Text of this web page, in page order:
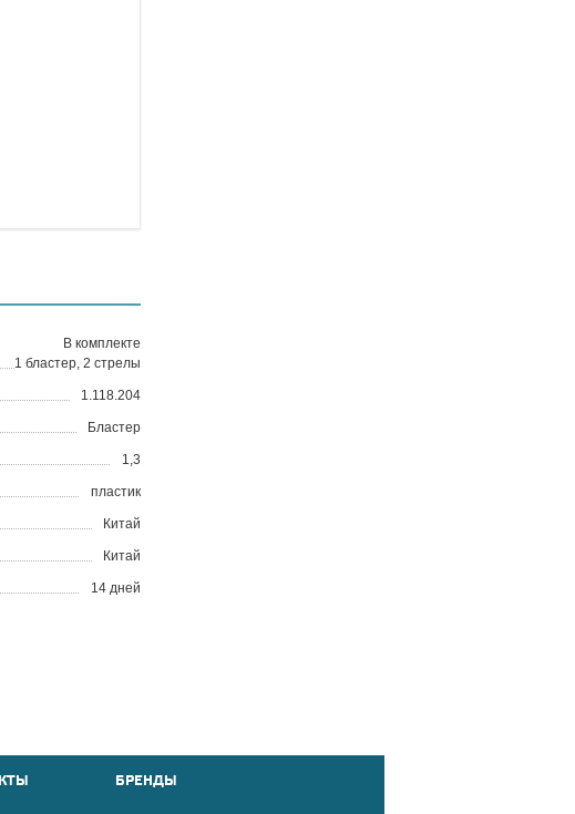
В комплекте
1 бластер, 2 стрелы
1.118.204
Бластер
1,3
пластик
Китай
Китай
14 дней
БРЕНДЫ